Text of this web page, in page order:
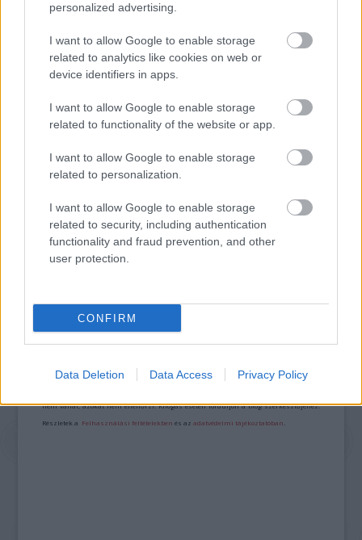
personalized advertising.
I want to allow Google to enable storage
related to analytics like cookies on web or
device identifiers in apps.
I want to allow Google to enable storage
related to functionality of the website or app.
I want to allow Google to enable storage
related to personalization.
I want to allow Google to enable storage
related to security, including authentication
functionality and fraud prevention, and other
user protection.
CONFIRM
Data Deletion Data Access Privacy Policy
MAGYAR KUTATÓ FEDEZTE FEL AZ ÚSZÓK
VILÁGVISZONYLATBAN IS JELENTŐS RÉGÉSZETI
FELTÁRÁS ZAJLIK MAGYARORSZÁGON
A bejegyzés trackback címe:
https://kulturpart.hu/api/trackback/id/7919972
A hozzászólások avonatkozó jogszabályokértelmében felhasználói tartalomnak
nem vállal, azokat nem ellenőrzi. Kifogás esetén forduljon a blog szerkesztőjéhez.
Részletek a Felhasználási feltételekben és azadatvédelmi tájékoztatóban